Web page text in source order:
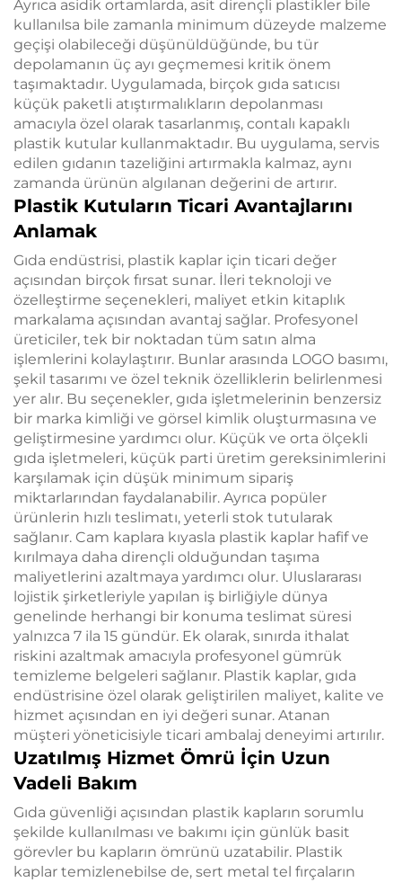
Ayrıca asidik ortamlarda, asit dirençli plastikler bile
kullanılsa bile zamanla minimum düzeyde malzeme
geçişi olabileceği düşünüldüğünde, bu tür
depolamanın üç ayı geçmemesi kritik önem
taşımaktadır. Uygulamada, birçok gıda satıcısı
küçük paketli atıştırmalıkların depolanması
amacıyla özel olarak tasarlanmış, contalı kapaklı
plastik kutular kullanmaktadır. Bu uygulama, servis
edilen gıdanın tazeliğini artırmakla kalmaz, aynı
zamanda ürünün algılanan değerini de artırır.
Plastik Kutuların Ticari Avantajlarını
Anlamak
Gıda endüstrisi, plastik kaplar için ticari değer
açısından birçok fırsat sunar. İleri teknoloji ve
özelleştirme seçenekleri, maliyet etkin kitaplık
markalama açısından avantaj sağlar. Profesyonel
üreticiler, tek bir noktadan tüm satın alma
işlemlerini kolaylaştırır. Bunlar arasında LOGO basımı,
şekil tasarımı ve özel teknik özelliklerin belirlenmesi
yer alır. Bu seçenekler, gıda işletmelerinin benzersiz
bir marka kimliği ve görsel kimlik oluşturmasına ve
geliştirmesine yardımcı olur. Küçük ve orta ölçekli
gıda işletmeleri, küçük parti üretim gereksinimlerini
karşılamak için düşük minimum sipariş
miktarlarından faydalanabilir. Ayrıca popüler
ürünlerin hızlı teslimatı, yeterli stok tutularak
sağlanır. Cam kaplara kıyasla plastik kaplar hafif ve
kırılmaya daha dirençli olduğundan taşıma
maliyetlerini azaltmaya yardımcı olur. Uluslararası
lojistik şirketleriyle yapılan iş birliğiyle dünya
genelinde herhangi bir konuma teslimat süresi
yalnızca 7 ila 15 gündür. Ek olarak, sınırda ithalat
riskini azaltmak amacıyla profesyonel gümrük
temizleme belgeleri sağlanır. Plastik kaplar, gıda
endüstrisine özel olarak geliştirilen maliyet, kalite ve
hizmet açısından en iyi değeri sunar. Atanan
müşteri yöneticisiyle ticari ambalaj deneyimi artırılır.
Uzatılmış Hizmet Ömrü İçin Uzun
Vadeli Bakım
Gıda güvenliği açısından plastik kapların sorumlu
şekilde kullanılması ve bakımı için günlük basit
görevler bu kapların ömrünü uzatabilir. Plastik
kaplar temizlenebilse de, sert metal tel fırçaların